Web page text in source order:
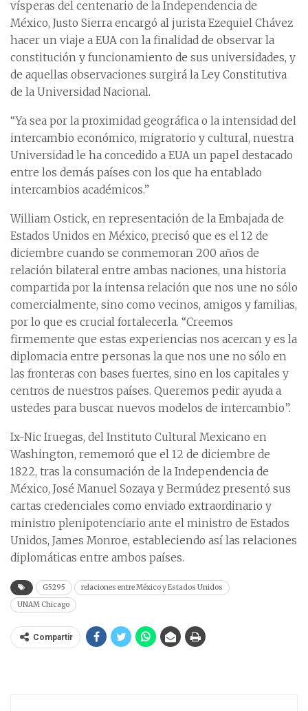
vísperas del centenario de la Independencia de
México, Justo Sierra encargó al jurista Ezequiel Chávez
hacer un viaje a EUA con la finalidad de observar la
constitución y funcionamiento de sus universidades, y
de aquellas observaciones surgirá la Ley Constitutiva
de la Universidad Nacional.
“Ya sea por la proximidad geográfica o la intensidad del
intercambio económico, migratorio y cultural, nuestra
Universidad le ha concedido a EUA un papel destacado
entre los demás países con los que ha entablado
intercambios académicos.”
William Ostick, en representación de la Embajada de
Estados Unidos en México, precisó que es el 12 de
diciembre cuando se conmemoran 200 años de
relación bilateral entre ambas naciones, una historia
compartida por la intensa relación que nos une no sólo
comercialmente, sino como vecinos, amigos y familias,
por lo que es crucial fortalecerla. “Creemos
firmemente que estas experiencias nos acercan y es la
diplomacia entre personas la que nos une no sólo en
las fronteras con bases fuertes, sino en los capitales y
centros de nuestros países. Queremos pedir ayuda a
ustedes para buscar nuevos modelos de intercambio”.
Ix-Nic Iruegas, del Instituto Cultural Mexicano en
Washington, rememoró que el 12 de diciembre de
1822, tras la consumación de la Independencia de
México, José Manuel Sozaya y Bermúdez presentó sus
cartas credenciales como enviado extraordinario y
ministro plenipotenciario ante el ministro de Estados
Unidos, James Monroe, estableciendo así las relaciones
diplomáticas entre ambos países.
G5295
relaciones entre México y Estados Unidos
UNAM Chicago
Compartir